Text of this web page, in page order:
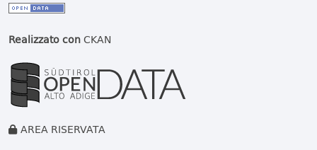
Realizzato conCKAN
AREA RISERVATA